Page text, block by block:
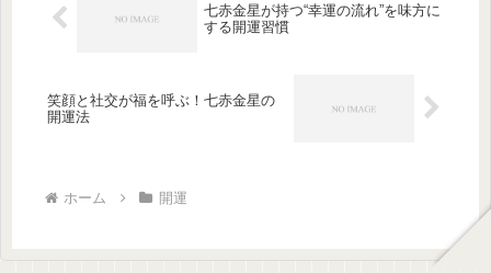
七赤金星が持つ“幸運の流れ”を味方に
する開運習慣
笑顔と社交が福を呼ぶ！七赤金星の
開運法
ホーム 開運